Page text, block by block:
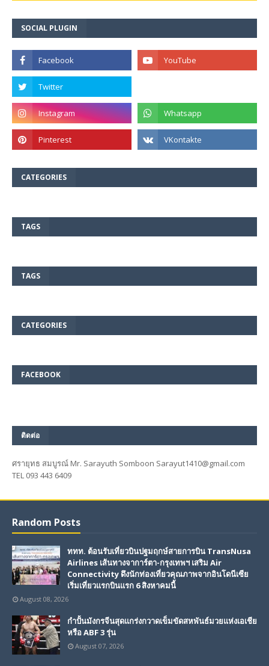
SOCIAL PLUGIN
CATEGORIES
TAGS
TAGS
CATEGORIES
FACEBOOK
ติดต่อ
ศรายุทธ สมบูรณ์ Mr. Sarayuth Somboon Sarayut1410@gmail.com
TEL 093 443 6409
Random Posts
ททท. ต้อนรับเที่ยวบินปฐมฤกษ์สายการบิน TransNusa
Airlines เส้นทางจาการ์ตา-กรุงเทพฯ เสริม Air
Connectivity ดึงนักท่องเที่ยวคุณภาพจากอินโดนีเซีย
เริ่มเที่ยวแรกบินแรก 6 สิงหาคมนี้
August 08, 2026
กำปั้นมังกรจีนสุดแกร่งกวาดเข็มขัดสหพันธ์มวยแห่งเอเชีย
หรือ ABF 3 รุ่น
August 07, 2026